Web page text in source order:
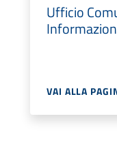
Ufficio
VAI ALLA